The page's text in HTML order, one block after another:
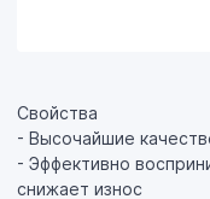
Cвойства
- Высочайшие
- Эффективно
снижает износ